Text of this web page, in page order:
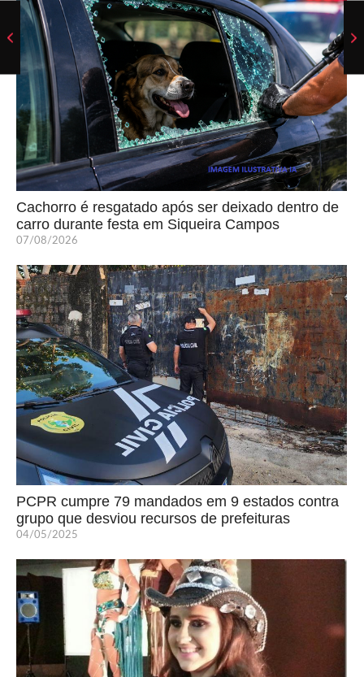
Cachorro é resgatado após ser deixado dentro de
carro durante festa em Siqueira Campos
07/08/2026
PCPR cumpre 79 mandados em 9 estados contra
grupo que desviou recursos de prefeituras
04/05/2025